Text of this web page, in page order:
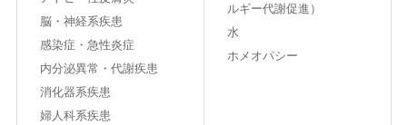
脳・神経系疾患
感染症・急性炎症
内分泌異常・代謝疾患
消化器系疾患
婦人科系疾患
ルギー代謝促進）
水
ホメオパシー